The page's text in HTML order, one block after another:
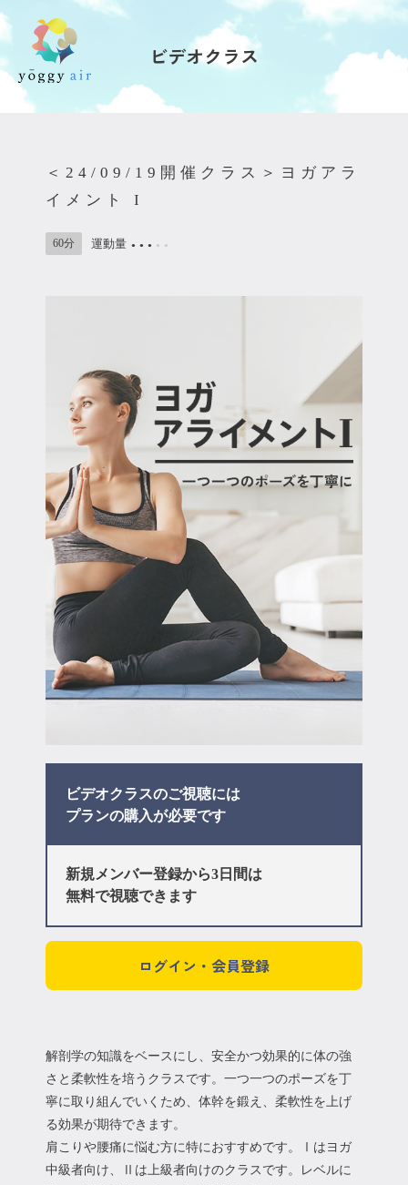
受講の流れ
インストラクター一覧
FAQ / お問い合わせ
yoggy mommy
マイページ
ログイン
会員規約について
クラス参加にあたっての同意書
特定商取引にかかわる表示
プライバシーポリシー
ビデオクラス
＜24/09/19開催クラス＞ヨガアラ
イメント I
60分 運動量 ● ● ● ● ●
ビデオクラスのご視聴には
プランの購入が必要です
新規メンバー登録から3日間は
無料で視聴できます
ログイン・会員登録
解剖学の知識をベースにし、安全かつ効果的に体の強
さと柔軟性を培うクラスです。一つ一つのポーズを丁
寧に取り組んでいくため、体幹を鍛え、柔軟性を上げ
る効果が期待できます。
肩こりや腰痛に悩む方に特におすすめです。Ⅰはヨガ
中級者向け、Ⅱは上級者向けのクラスです。レベルに